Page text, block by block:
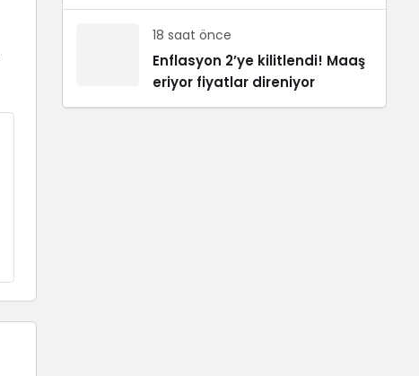
18 saat önce
Enflasyon 2’ye kilitlendi! Maaş
eriyor fiyatlar direniyor